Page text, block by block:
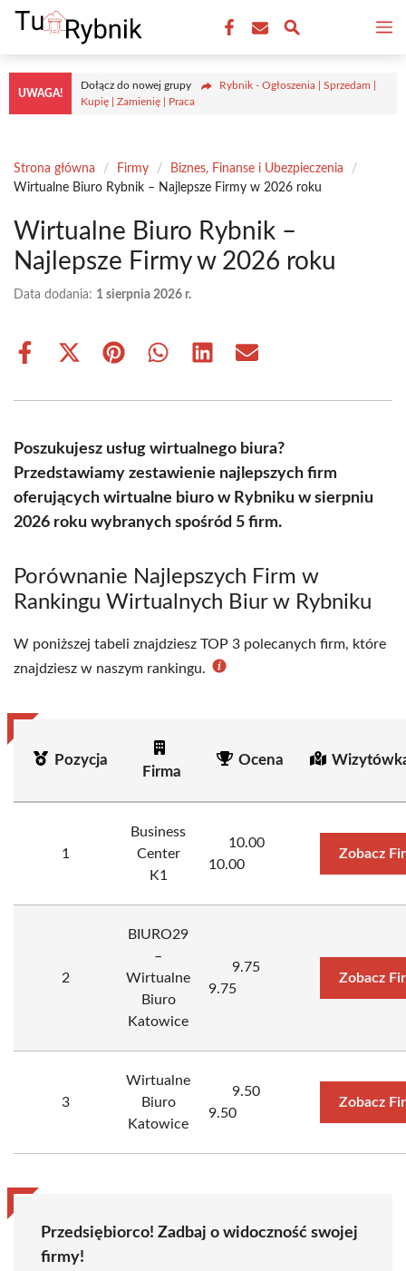
Przejdź
treści
UWAGA!
Dołącz do nowej grupy
Rybnik - Ogłoszenia | Sprzedam |
Kupię | Zamienię | Praca
Strona główna / Firmy / Biznes, Finanse i Ubezpieczenia
/
Wirtualne Biuro Rybnik – Najlepsze Firmy w 2026 roku
Wirtualne Biuro Rybnik –
Najlepsze Firmy w 2026 roku
Data dodania: 1 sierpnia 2026 r.
Share
Share
(Twitter)
Share Share Share Share
Poszukujesz usług wirtualnego biura?
Przedstawiamy zestawienie najlepszych firm
oferujących wirtualne biuro w Rybniku w sierpniu
2026 roku wybranych spośród 5 firm.
Porównanie Najlepszych Firm w
Rankingu Wirtualnych Biur w Rybniku
W poniższej tabeli znajdziesz TOP 3 polecanych firm, które
znajdziesz w naszym rankingu.
Pozycja
Firma
Ocena
1
Business
Center
K1
10.00
10.00
Zobacz
2
BIURO29
–
Wirtualne
Biuro
Katowice
9.75
9.75
Zobacz
3
Wirtualne
Biuro
Katowice
9.50
9.50
Zobacz
Przedsiębiorco! Zadbaj o widoczność swojej
firmy!